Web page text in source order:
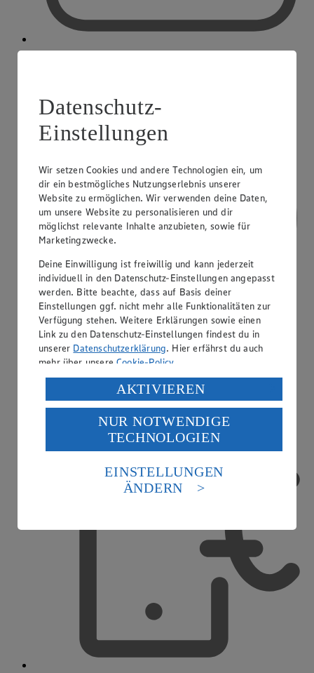
Treueaktionen
Datenschutz-
Einstellungen
Wir setzen Cookies und andere Technologien ein, um
dir ein bestmögliches Nutzungserlebnis unserer
Website zu ermöglichen. Wir verwenden deine Daten,
um unsere Website zu personalisieren und dir
möglichst relevante Inhalte anzubieten, sowie für
Marketingzwecke.
Deine Einwilligung ist freiwillig und kann jederzeit
individuell in den Datenschutz-Einstellungen angepasst
werden. Bitte beachte, dass auf Basis deiner
Einstellungen ggf. nicht mehr alle Funktionalitäten zur
Verfügung stehen. Weitere Erklärungen sowie einen
Link zu den Datenschutz-Einstellungen findest du in
unserer Datenschutzerklärung. Hier erfährst du auch
mehr über unsereCookie-Policy.
Verarbeitung deiner personenbezogenen Daten in den
USA durch Facebook und YouTube:
Wenn du auf „Aktivieren“ klickst, willigst du im Sinne
des Art. 49 Abs. 1 Satz 1 lit. a) DSGVO ein, dass deine
Daten in den USA verarbeitet werden. Der EuGH sieht
die USA als Land mit einem nach europäischen
Standards nicht angemessenen Datenschutzniveau an.
Es besteht das Risiko eines Zugriffs durch US-
Informationen zum Herausgeber der Seite findest du
AKTIVIEREN
NUR NOTWENDIGE
TECHNOLOGIEN
EINSTELLUNGEN
ÄNDERN